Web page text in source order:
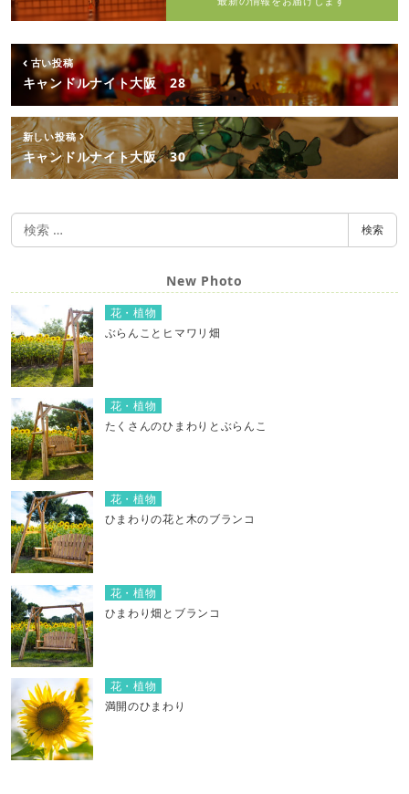
古い投稿
キャンドルナイト大阪 28
新しい投稿
キャンドルナイト大阪 30
検
索
検索
New Photo
花・植物
ぶらんことヒマワリ畑
花・植物
たくさんのひまわりとぶらんこ
花・植物
ひまわりの花と木のブランコ
花・植物
ひまわり畑とブランコ
花・植物
満開のひまわり